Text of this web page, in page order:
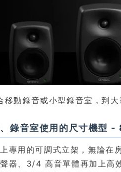
動錄音或小型錄音室，到
錄音室使用的尺寸機型
專用的可調式立架，無論
聲器、3/4 高音單體再加上